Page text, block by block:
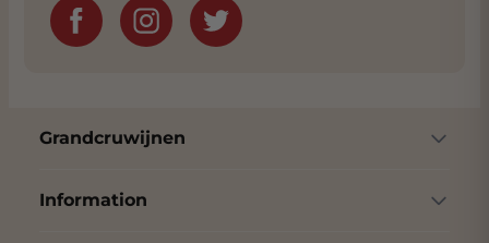
Grandcruwijnen
Information